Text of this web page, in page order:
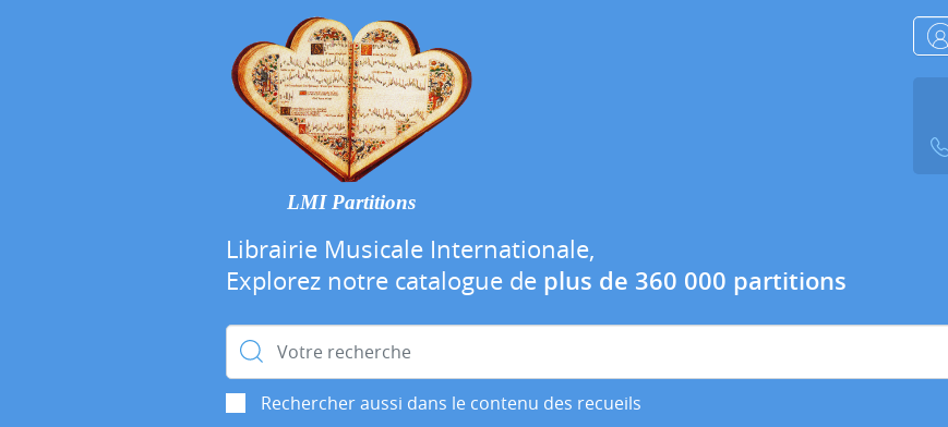
LMI Partitions
Librairie Musicale Internationale,
Explorez notre catalogue de plus de 360 000 partitions
Rechercher :
Rechercher aussi dans le contenu des recueils